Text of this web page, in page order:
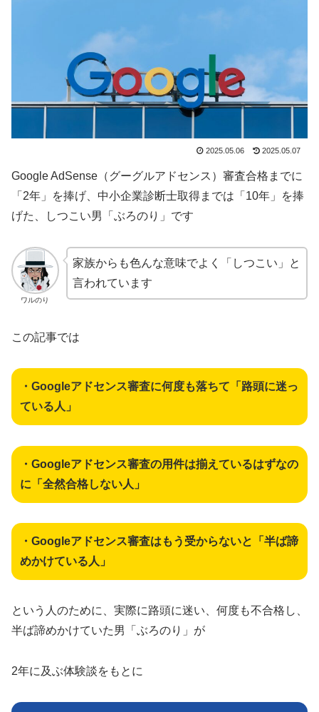
2025.05.06 2025.05.07
Google AdSense（グーグルアドセンス）審査合格までに
「2年」を捧げ、中小企業診断士取得までは「10年」を捧
げた、しつこい男「ぶろのり」です
ワルのり
家族からも色んな意味でよく「しつこい」と
言われています
この記事では
・Googleアドセンス審査に何度も落ちて「路頭に迷っ
ている人」
・Googleアドセンス審査の用件は揃えているはずなの
に「全然合格しない人」
・Googleアドセンス審査はもう受からないと「半ば諦
めかけている人」
という人のために、実際に路頭に迷い、何度も不合格し、
半ば諦めかけていた男「ぶろのり」が
2年に及ぶ体験談をもとに